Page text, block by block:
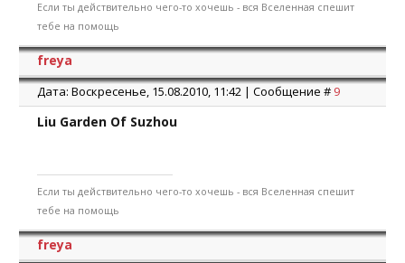
Если ты действительно чего-то хочешь - вся Вселенная спешит
тебе на помощь
freya
Дата: Воскресенье, 15.08.2010, 11:42 | Сообщение # 9
Liu Garden Of Suzhou
Если ты действительно чего-то хочешь - вся Вселенная спешит
тебе на помощь
freya